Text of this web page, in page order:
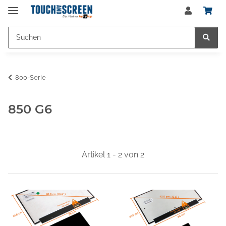
800-Serie
850 G6
Artikel 1 - 2 von 2